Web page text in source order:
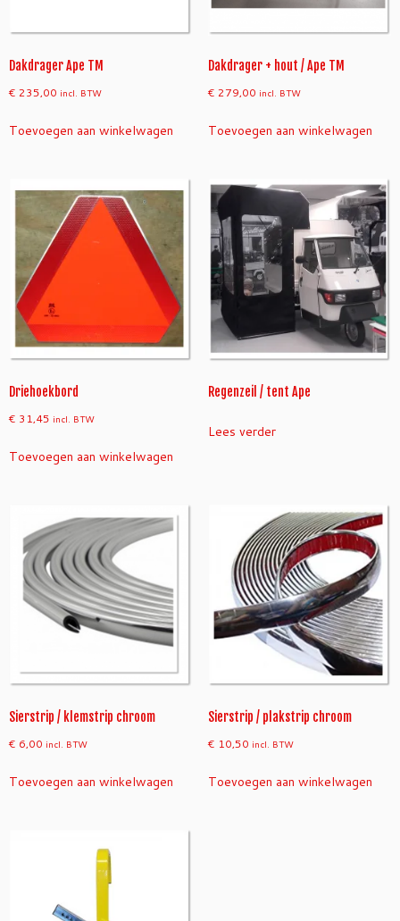
Dakdrager Ape TM
€ 235,00 incl. BTW
Toevoegen aan winkelwagen
Dakdrager + hout / Ape TM
€ 279,00 incl. BTW
Toevoegen aan winkelwagen
Driehoekbord
€ 31,45 incl. BTW
Toevoegen aan winkelwagen
Regenzeil / tent Ape
Lees verder
Sierstrip / klemstrip chroom
€ 6,00 incl. BTW
Toevoegen aan winkelwagen
Sierstrip / plakstrip chroom
€ 10,50 incl. BTW
Toevoegen aan winkelwagen